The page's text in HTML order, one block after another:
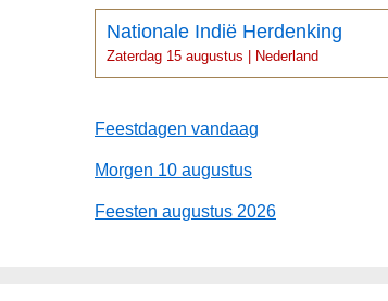
Nationale Indië Herdenking
Zaterdag 15 augustus | Nederland
Feestdagen vandaag
Morgen 10 augustus
Feesten augustus 2026